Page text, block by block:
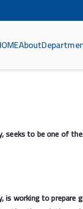
About
seeks to be one of
working to prepare